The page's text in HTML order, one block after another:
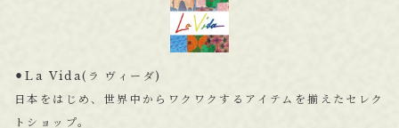
⚫︎La Vida(ラ ヴィーダ)
日本をはじめ、世界中からワクワクするアイテムを揃えたセレク
トショップ。